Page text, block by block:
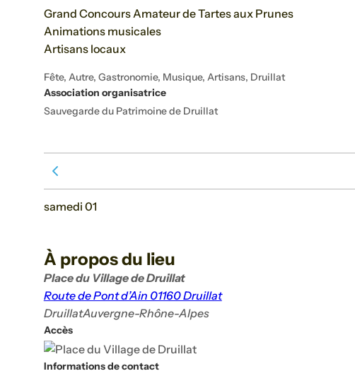
Grand Concours Amateur de Tartes aux Prunes
Animations musicales
Artisans locaux
Fête, Autre, Gastronomie, Musique, Artisans, Druillat
Association organisatrice
Sauvegarde du Patrimoine de Druillat
Voir le mois précédent
samedi 01
À propos du lieu
Place du Village de Druillat
Route de Pont d’Ain 01160 Druillat
DruillatAuvergne-Rhône-Alpes
Accès
Informations de contact